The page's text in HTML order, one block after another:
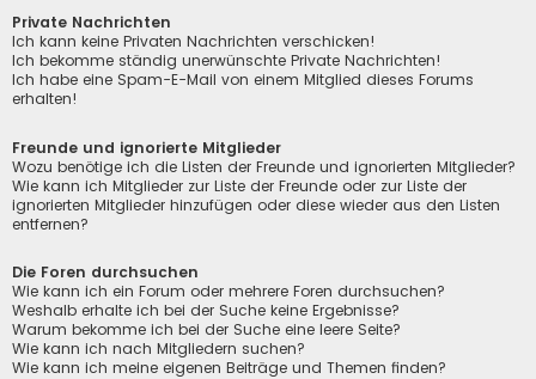
Private Nachrichten
Ich kann keine Privaten Nachrichten verschicken!
Ich bekomme ständig unerwünschte Private Nachrichten!
Ich habe eine Spam-E-Mail von einem Mitglied dieses Forums
erhalten!
Freunde und ignorierte Mitglieder
Wozu benötige ich die Listen der Freunde und ignorierten Mitglieder?
Wie kann ich Mitglieder zur Liste der Freunde oder zur Liste der
ignorierten Mitglieder hinzufügen oder diese wieder aus den Listen
entfernen?
Die Foren durchsuchen
Wie kann ich ein Forum oder mehrere Foren durchsuchen?
Weshalb erhalte ich bei der Suche keine Ergebnisse?
Warum bekomme ich bei der Suche eine leere Seite?
Wie kann ich nach Mitgliedern suchen?
Wie kann ich meine eigenen Beiträge und Themen finden?